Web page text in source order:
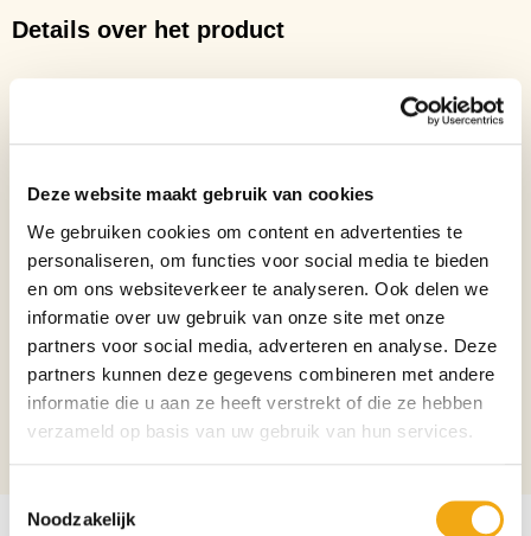
Deze website maakt gebruik van cookies
We gebruiken cookies om content en advertenties te
personaliseren, om functies voor social media te bieden
en om ons websiteverkeer te analyseren. Ook delen we
informatie over uw gebruik van onze site met onze
partners voor social media, adverteren en analyse. Deze
partners kunnen deze gegevens combineren met andere
informatie die u aan ze heeft verstrekt of die ze hebben
verzameld op basis van uw gebruik van hun services.
Noodzakelijk
Details over het product
Opaline “rounds” collier
Opaline wordt beschouwd als een allround helende steen. Het verwijdert
geassocieerd met het derde oog chakra. Het is nuttig voor het verbeteren
ontvangen psychische informatie en helpt bij het verbaliseren van
innerlijke gevoelens. Opaline helpt om stemmingswisselingen te
stabiliseren en ontspanning te bevorderen. Het is gunstig voor mensen
die lijden aan slaapstoornissen.Opaline verbetert emotionele kracht en
helpt veranderingen en nieuwe situaties gemakkelijker aan te gaan. Het
verlicht ook depressie en vermindert agressief gedrag. Opaline bevordert
succes, vooral in zakelijke doelen.Bij griep, verkoudheid en gebrek aan
energie. Verheft het normale bewustzijn tot een kosmisch bewustzijn.